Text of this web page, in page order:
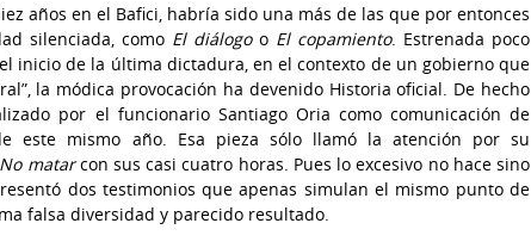
años en el Bafici, habría sido una más de las que por entonces
silenciada, como El diálogoo El copamiento. Estrenada poco
inicio de la última dictadura, en el contexto de un gobierno que
la módica provocación ha devenido Historia oficial. De hecho
por el funcionario Santiago Oria como comunicación de
este mismo año. Esa pieza sólo llamó la atención por su
No matarcon sus casi cuatro horas. Pues lo excesivo no hace sino
dos testimonios que apenas simulan el mismo punto de
falsa diversidad y parecido resultado.